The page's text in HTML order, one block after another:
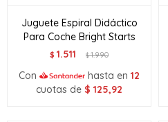
Juguete Espiral Didáctico
Para Coche Bright Starts
$ 1.511 $1.990
Con hasta en 12
cuotas de $ 125,92